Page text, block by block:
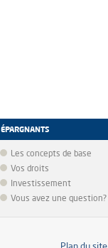
ÉPARGNANTS
Les concepts de base
Vos droits
Investissement
Vous avez une question?